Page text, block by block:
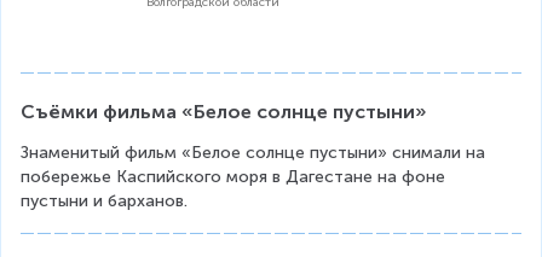
Съёмки фильма «Белое солнце пустыни»
Знаменитый фильм «Белое солнце пустыни» снимали на
побережье Каспийского моря в Дагестане на фоне
пустыни и барханов.